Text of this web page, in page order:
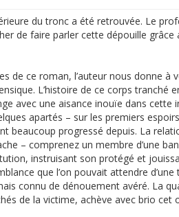
du tronc a été retrouvée. Le
de faire parler cette dépouille grâce
de ce roman, l’auteur nous donne à
L’histoire de ce corps tranché
avec une aisance inouïe dans cette
apartés – sur les premiers
beaucoup progressé depuis. La
– comprenez un membre d’une
instruisant son protégé et
que l’on pouvait attendre d’une
connu de dénouement avéré. La
de la victime, achève avec brio cet